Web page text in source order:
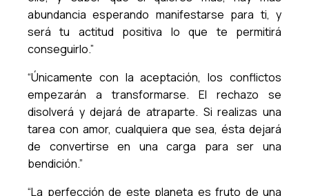
abundancia esperando manifestarse para ti, y
será tu actitud positiva lo que te permitirá
conseguirlo.”
“Únicamente con la aceptación, los conflictos
empezarán a transformarse. El rechazo se
disolverá y dejará de atraparte. Si realizas una
tarea con amor, cualquiera que sea, ésta dejará
de convertirse en una carga para ser una
bendición.”
“La perfección de este planeta es fruto de una